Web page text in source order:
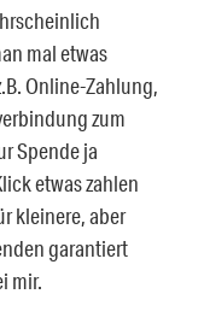
mal etwas
Online-Zahlung,
zum
Spende ja
etwas zahlen
kleinere, aber
garantiert
mir.